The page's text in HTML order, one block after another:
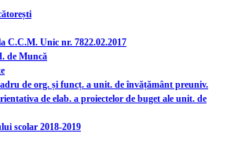
C.C.M. Unic nr. 7822.02.2017
de Muncă
de org. și funcț. a unit. de învățământ preuniv.
de elab. a proiectelor de buget ale unit. de
scolar 2018-2019